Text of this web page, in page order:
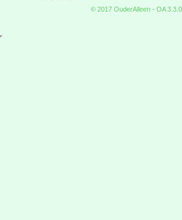
© 2017 OuderAlleen - OA 3.3.0